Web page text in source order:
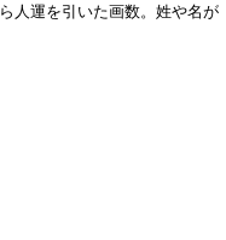
人運を引いた画数。姓や名が